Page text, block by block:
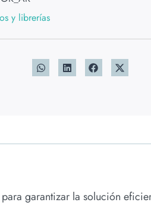
y librerías
garantizar la solución